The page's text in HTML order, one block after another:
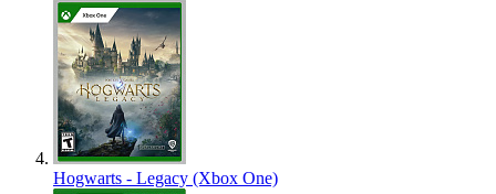
Hogwarts - Legacy (Xbox One)